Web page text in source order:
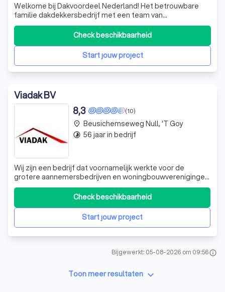
Welkome bij Dakvoordeel Nederland! Het betrouwbare
familie dakdekkersbedrijf met een team van
professionele dakdekkers. Wij zijn gespecialiseerd in dak,
schoorsteen en isolatie werkzaamheden!
Start jouw project
Check beschikbaarheid
Viadak BV
(10)
8,3
Wij zijn een bedrijf dat voornamelijk werkte voor de
grotere aannemersbedrijven en woningbouwverenigingen.
Door de recessie in de bouw willen wij ons meer richten op
de particuliere markt. Door ons speciallisme
(vakmanschap) en de scherpe prijzen bij inkoop van
materialen kunnen wij u een zeer gun
Start jouw project
Check beschikbaarheid
place Beusichemseweg Null, 't Goy
timelapse 56 jaar in bedrijf
Bijgewerkt: 05-08-2026 om 09:56info
Toon meer resultaten keyboard_arrow_down